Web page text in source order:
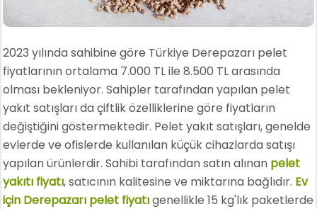
2023 yılında sahibine göre Türkiye Derepazarı pelet
fiyatlarının ortalama 7.000 TL ile 8.500 TL arasında
olması bekleniyor. Sahipler tarafından yapılan pelet
yakıt satışları da çiftlik özelliklerine göre fiyatların
değiştiğini göstermektedir. Pelet yakıt satışları, genelde
evlerde ve ofislerde kullanılan küçük cihazlarda satışı
yapılan ürünlerdir. Sahibi tarafından satın alınan pelet
yakıtı fiyatı, satıcının kalitesine ve miktarına bağlıdır. Ev
için Derepazarı pelet fiyatıgenellikle 15 kg'lık paketlerde